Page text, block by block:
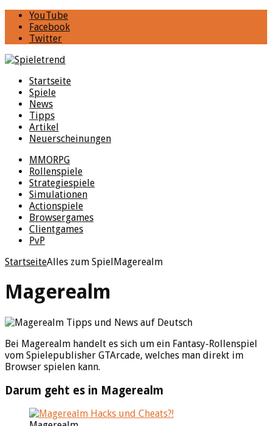
YouTube
Facebook
Twitter
Startseite
Spiele
News
Tipps
Artikel
Neuerscheinungen
MMORPG
Rollenspiele
Strategiespiele
Simulationen
Actionspiele
Browsergames
Clientgames
PvP
StartseiteAlles zum SpielMagerealm
Magerealm
Bei Magerealm handelt es sich um ein Fantasy-Rollenspiel
vom Spielepublisher GTArcade, welches man direkt im
Browser spielen kann.
Darum geht es in Magerealm